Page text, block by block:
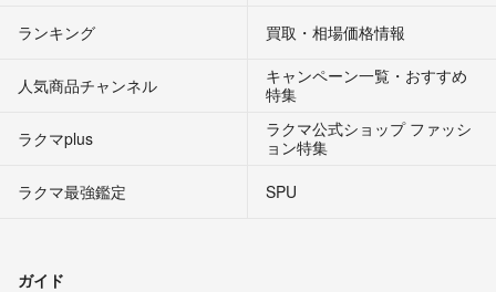
ランキング 買取・相場価格情報
人気商品チャンネル
キャンペーン一覧・おすすめ
特集
ラクマplus
ラクマ公式ショップ ファッシ
ョン特集
ラクマ最強鑑定
SPU
ガイド